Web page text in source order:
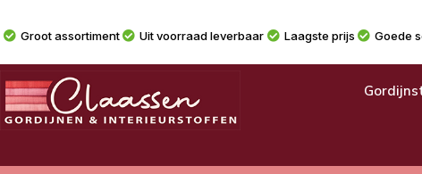
Groot assortiment Uit voorraad leverbaar Laagste prijs Goede